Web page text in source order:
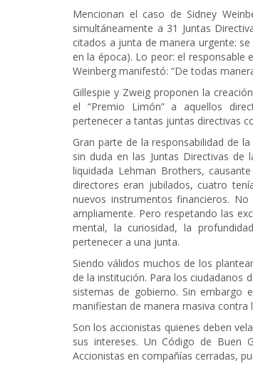
Mencionan el caso de Sidney
simultáneamente a 31 Juntas
citados a junta de manera urgente:
en la época). Lo peor: el responsable
Weinberg manifestó: “De todas
Gillespie y Zweig proponen la
el “Premio Limón” a aquellos
pertenecer a tantas juntas directivas
Gran parte de la responsabilidad de
sin duda en las Juntas Directivas de
liquidada Lehman Brothers,
directores eran jubilados, cuatro
nuevos instrumentos financieros.
ampliamente. Pero respetando las
mental, la curiosidad, la
pertenecer a una junta.
Siendo válidos muchos de los
de la institución. Para los ciudadanos
sistemas de gobierno. Sin
manifiestan de manera masiva contra
Son los accionistas quienes deben
sus intereses. Un Código de Buen
Accionistas en compañías cerradas,